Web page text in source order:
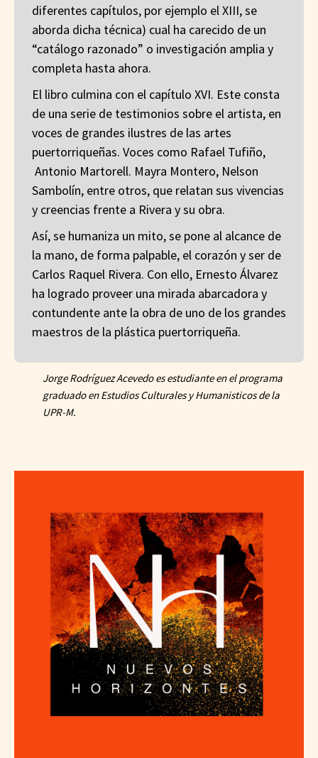
diferentes capítulos, por ejemplo el XIII, se
aborda dicha técnica) cual ha carecido de un
“catálogo razonado” o investigación amplia y
completa hasta ahora.
El libro culmina con el capítulo XVI. Este consta
de una serie de testimonios sobre el artista, en
voces de grandes ilustres de las artes
puertorriqueñas. Voces como Rafael Tufiño,
Antonio Martorell. Mayra Montero, Nelson
Sambolín, entre otros, que relatan sus vivencias
y creencias frente a Rivera y su obra.
Así, se humaniza un mito, se pone al alcance de
la mano, de forma palpable, el corazón y ser de
Carlos Raquel Rivera. Con ello, Ernesto Álvarez
ha logrado proveer una mirada abarcadora y
contundente ante la obra de uno de los grandes
maestros de la plástica puertorriqueña.
Jorge Rodríguez Acevedo es estudiante en el programa
graduado enEstudios Culturales y Humanisticosde la
UPR-M.